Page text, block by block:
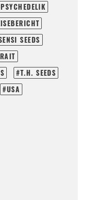
PSYCHEDELIK
SEEDS
T.H. SEEDS
USA